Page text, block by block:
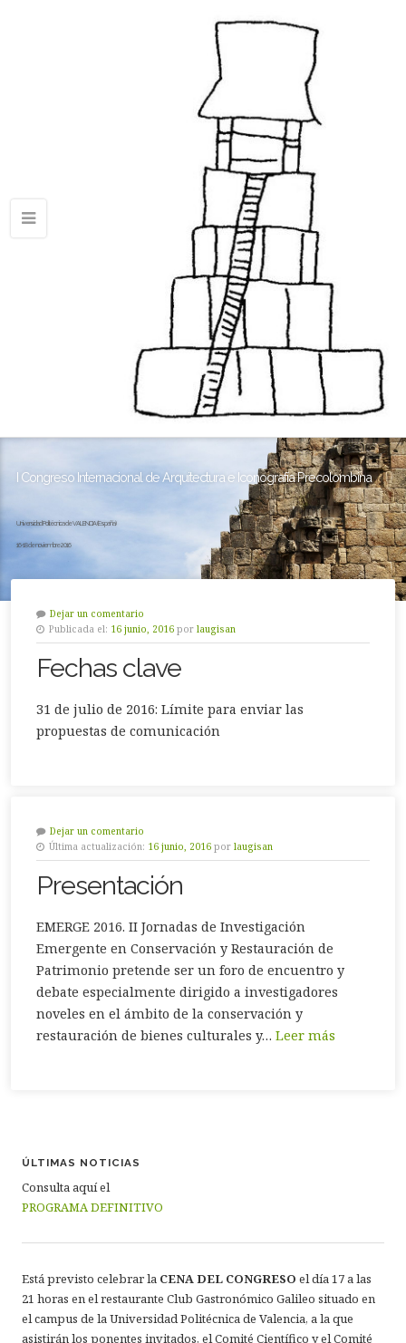
I Congreso Internacional de Arquitectura e Iconografía Precolombina
Universidad Politécnica de VALENCIA (España)
16-18 de noviembre 2016
Dejar un comentario
Publicada el: 16 junio, 2016 por laugisan
Fechas clave
31 de julio de 2016: Límite para enviar las
propuestas de comunicación
Dejar un comentario
Última actualización: 16 junio, 2016 por laugisan
Presentación
EMERGE 2016. II Jornadas de Investigación
Emergente en Conservación y Restauración de
Patrimonio pretende ser un foro de encuentro y
debate especialmente dirigido a investigadores
noveles en el ámbito de la conservación y
restauración de bienes culturales y… Leer más
ÚLTIMAS NOTICIAS
Consulta aquí el
PROGRAMA DEFINITIVO
Está previsto celebrar la CENA DEL CONGRESO el día 17 a las
21 horas en el restaurante Club Gastronómico Galileo situado en
el campus de la Universidad Politécnica de Valencia, a la que
asistirán los ponentes invitados, el Comité Científico y el Comité